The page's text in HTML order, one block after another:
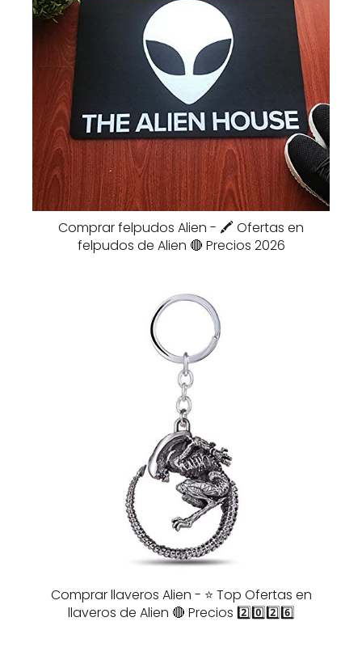
Comprar felpudos Alien - 🖍️ Ofertas en
felpudos de Alien 🔴 Precios 2026
Comprar llaveros Alien - ⭐️ Top Ofertas en
llaveros de Alien 🔴 Precios 2️⃣0️⃣2️⃣6️⃣